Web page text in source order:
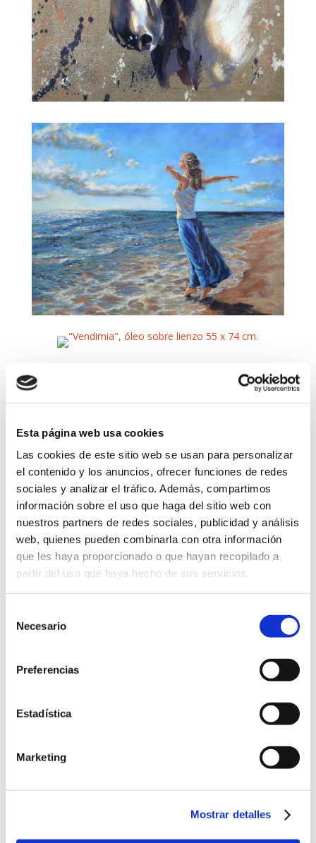
Esta página web usa cookies
Las cookies de este sitio web se usan para personalizar
el contenido y los anuncios, ofrecer funciones de redes
sociales y analizar el tráfico. Además, compartimos
información sobre el uso que haga del sitio web con
nuestros partners de redes sociales, publicidad y análisis
web, quienes pueden combinarla con otra información
que les haya proporcionado o que hayan recopilado a
partir del uso que haya hecho de sus servicios.
Necesario
Preferencias
Estadística
Marketing
Mostrar detalles